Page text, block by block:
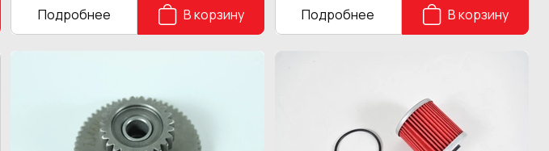
Подробнее В корзину Подробнее В корзину